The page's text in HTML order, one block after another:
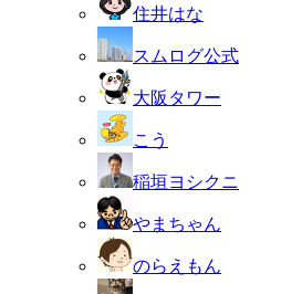
住井はな
スムログ公式
大阪タワー
こう
稲垣ヨシクニ
やまちゃん
のらえもん